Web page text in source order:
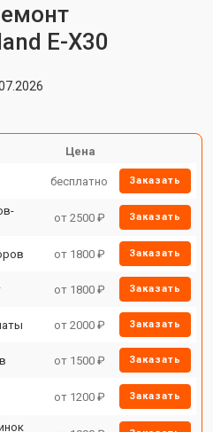
E-X30
Цена
бесплатно Заказать
от 2500 ₽ Заказать
от 1800 ₽ Заказать
от 1800 ₽ Заказать
от 2000 ₽ Заказать
от 1500 ₽ Заказать
от 1200 ₽ Заказать